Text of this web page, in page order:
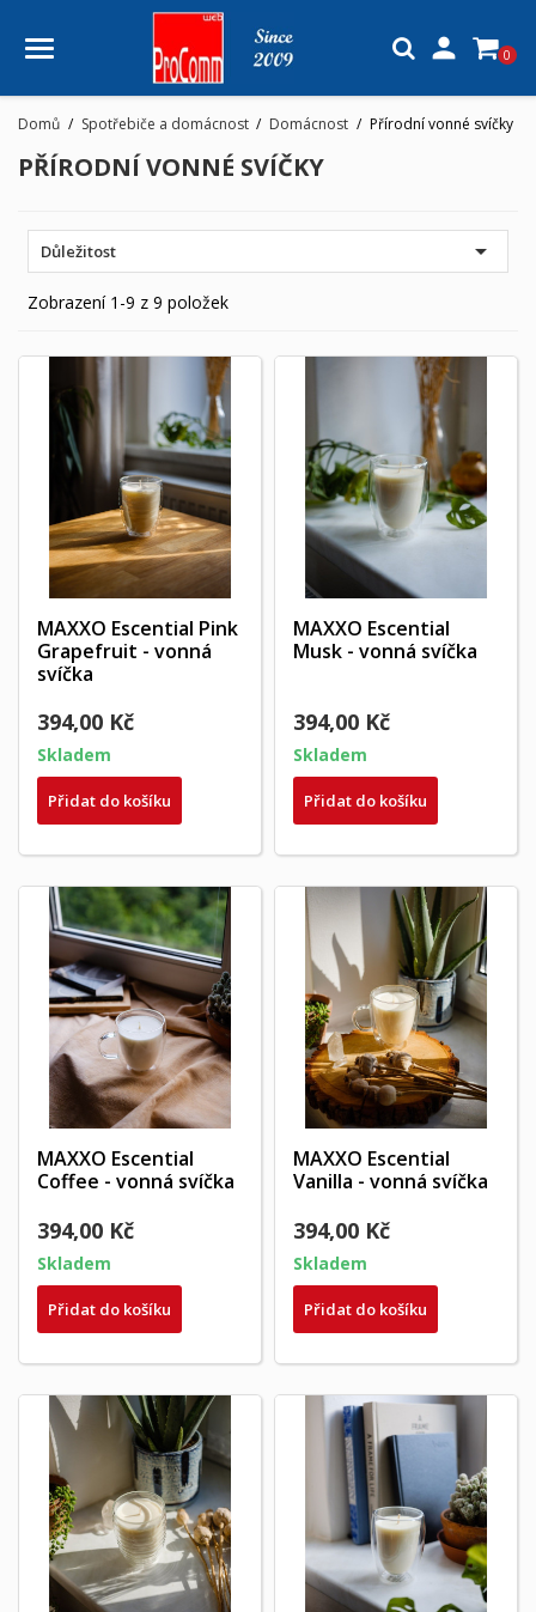
 0
Domů Spotřebiče a domácnost Domácnost Přírodní vonné svíčky
PŘÍRODNÍ VONNÉ SVÍČKY
Důležitost 
Zobrazení 1-9 z 9 položek
MAXXO Escential Pink
Grapefruit - vonná
svíčka
394,00 Kč
Skladem
Přidat do košíku
MAXXO Escential
Musk - vonná svíčka
394,00 Kč
Skladem
Přidat do košíku
MAXXO Escential
Coffee - vonná svíčka
394,00 Kč
Skladem
Přidat do košíku
MAXXO Escential
Vanilla - vonná svíčka
394,00 Kč
Skladem
Přidat do košíku